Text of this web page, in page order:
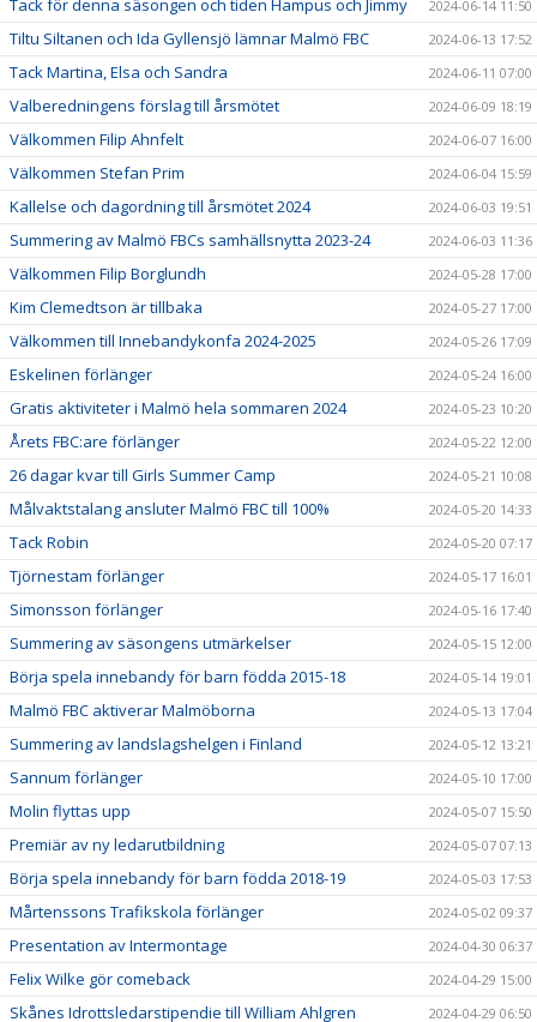
Tack för denna säsongen och tiden Hampus och Jimmy 2024-06-14 11:50
Tiltu Siltanen och Ida Gyllensjö lämnar Malmö FBC 2024-06-13 17:52
Tack Martina, Elsa och Sandra 2024-06-11 07:00
Valberedningens förslag till årsmötet 2024-06-09 18:19
Välkommen Filip Ahnfelt 2024-06-07 16:00
Välkommen Stefan Prim 2024-06-04 15:59
Kallelse och dagordning till årsmötet 2024 2024-06-03 19:51
Summering av Malmö FBCs samhällsnytta 2023-24 2024-06-03 11:36
Välkommen Filip Borglundh 2024-05-28 17:00
Kim Clemedtson är tillbaka 2024-05-27 17:00
Välkommen till Innebandykonfa 2024-2025 2024-05-26 17:09
Eskelinen förlänger 2024-05-24 16:00
Gratis aktiviteter i Malmö hela sommaren 2024 2024-05-23 10:20
Årets FBC:are förlänger 2024-05-22 12:00
26 dagar kvar till Girls Summer Camp 2024-05-21 10:08
Målvaktstalang ansluter Malmö FBC till 100% 2024-05-20 14:33
Tack Robin 2024-05-20 07:17
Tjörnestam förlänger 2024-05-17 16:01
Simonsson förlänger 2024-05-16 17:40
Summering av säsongens utmärkelser 2024-05-15 12:00
Börja spela innebandy för barn födda 2015-18 2024-05-14 19:01
Malmö FBC aktiverar Malmöborna 2024-05-13 17:04
Summering av landslagshelgen i Finland 2024-05-12 13:21
Sannum förlänger 2024-05-10 17:00
Molin flyttas upp 2024-05-07 15:50
Premiär av ny ledarutbildning 2024-05-07 07:13
Börja spela innebandy för barn födda 2018-19 2024-05-03 17:53
Mårtenssons Trafikskola förlänger 2024-05-02 09:37
Presentation av Intermontage 2024-04-30 06:37
Felix Wilke gör comeback 2024-04-29 15:00
Skånes Idrottsledarstipendie till William Ahlgren 2024-04-29 06:50